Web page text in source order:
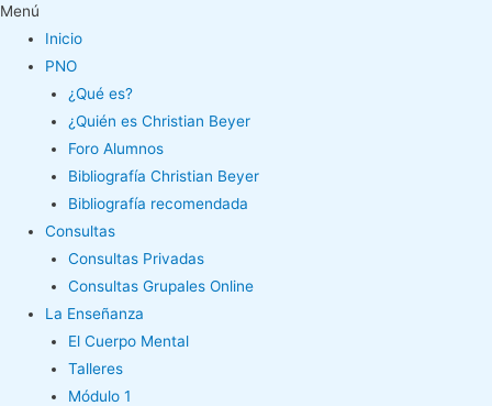
Menú
Inicio
PNO
¿Qué es?
¿Quién es Christian Beyer
Foro Alumnos
Bibliografía Christian Beyer
Bibliografía recomendada
Consultas
Consultas Privadas
Consultas Grupales Online
La Enseñanza
El Cuerpo Mental
Talleres
Módulo 1